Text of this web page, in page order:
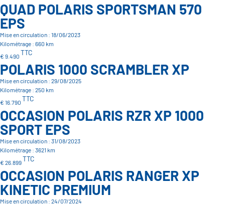
QUAD POLARIS SPORTSMAN 570
EPS
Mise en circulation : 18/06/2023
Kilométrage : 660 km
€ 9.490 TTC
POLARIS 1000 SCRAMBLER XP
Mise en circulation : 29/08/2025
Kilométrage : 250 km
€ 16.790 TTC
OCCASION POLARIS RZR XP 1000
SPORT EPS
Mise en circulation : 31/08/2023
Kilométrage : 3621 km
€ 26.899TTC
OCCASION POLARIS RANGER XP
KINETIC PREMIUM
Mise en circulation : 24/07/2024